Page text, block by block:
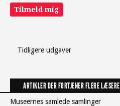
Tilmeld mig
Tidligere udgaver
ARTIKLER DER FORTJENER FLERE LÆSERE
Museernes samlede samlinger